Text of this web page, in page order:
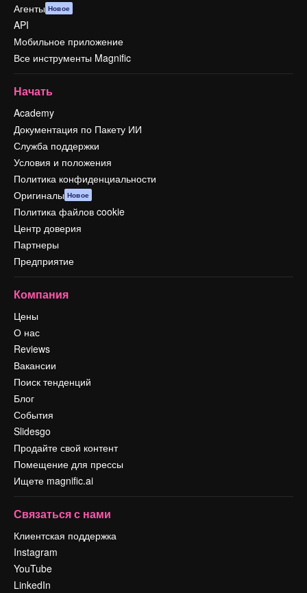
Агенты Новое
API
Мобильное приложение
Все инструменты Magnific
Начать
Academy
Документация по Пакету ИИ
Служба поддержки
Условия и положения
Политика конфиденциальности
Оригиналы Новое
Политика файлов cookie
Центр доверия
Партнеры
Предприятие
Компания
Цены
О нас
Reviews
Вакансии
Поиск тенденций
Блог
События
Slidesgo
Продайте свой контент
Помещение для прессы
Ищете magnific.ai
Связаться с нами
Клиентская поддержка
Instagram
YouTube
LinkedIn